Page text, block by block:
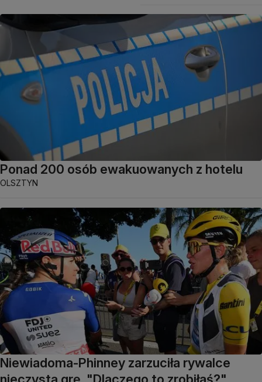
Ponad 200 osób ewakuowanych z hotelu
OLSZTYN
Niewiadoma-Phinney zarzuciła rywalce